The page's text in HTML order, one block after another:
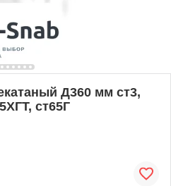
Д360 мм ст3,
ст65Г